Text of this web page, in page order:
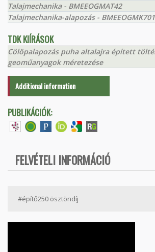
Talajmechanika - BMEEOGMAT42
Talajmechanika-alapozás - BMEEOGMK701
TDK KIÍRÁSOK
Cölöpalapozás puha altalajra épített
geoműanyagok méretezése
Additional information
PUBLIKÁCIÓK:
FELVÉTELI INFORMÁCIÓ
#építő250 ösztöndíj